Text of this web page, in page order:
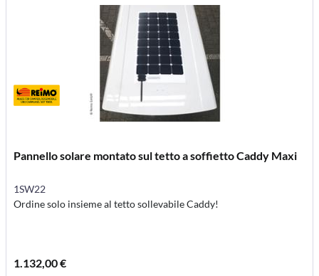
Pannello solare montato sul tetto a soffietto Caddy Maxi
1SW22
Ordine solo insieme al tetto sollevabile Caddy!
1.132,00 €